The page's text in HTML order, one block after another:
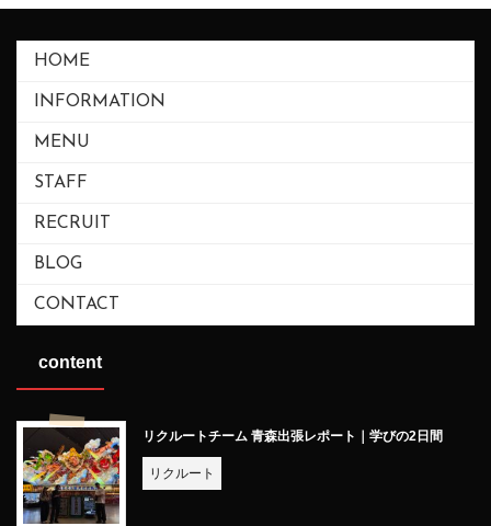
HOME
INFORMATION
MENU
STAFF
RECRUIT
BLOG
CONTACT
content
リクルートチーム 青森出張レポート｜学びの2日間
リクルート